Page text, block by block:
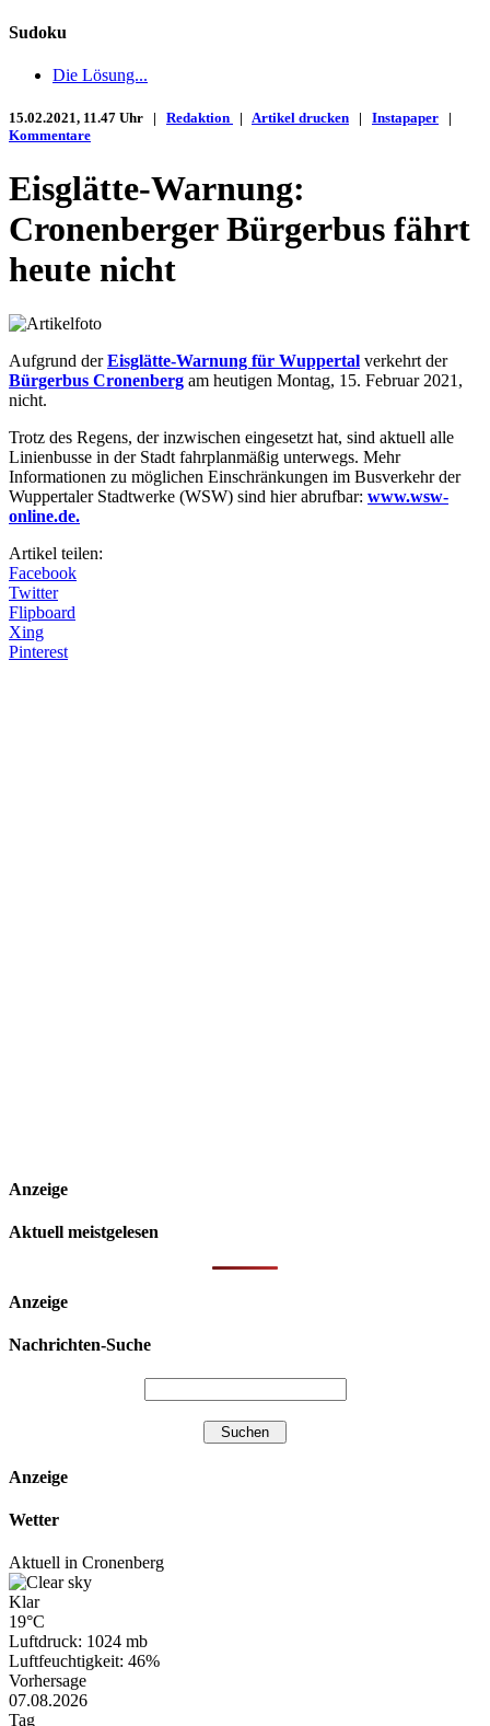
Sudoku
Die Lösung...
15.02.2021, 11.47 Uhr | Redaktion | Artikel drucken | Instapaper |
Kommentare
Eisglätte-Warnung:
Cronenberger Bürgerbus fährt
heute nicht
Aufgrund derEisglätte-Warnung für Wuppertal verkehrt der
Bürgerbus Cronenberg am heutigen Montag, 15. Februar 2021,
nicht.
Trotz des Regens, der inzwischen eingesetzt hat, sind aktuell alle
Linienbusse in der Stadt fahrplanmäßig unterwegs. Mehr
Informationen zu möglichen Einschränkungen im Busverkehr der
Wuppertaler Stadtwerke (WSW) sind hier abrufbar: www.wsw-
online.de.
Artikel teilen:
Facebook
Twitter
Flipboard
Xing
Pinterest
Anzeige
Aktuell meistgelesen
Anzeige
Nachrichten-Suche
Anzeige
Wetter
Aktuell in Cronenberg
Klar
19°C
Luftdruck: 1024 mb
Luftfeuchtigkeit: 46%
Vorhersage
07.08.2026
Tag